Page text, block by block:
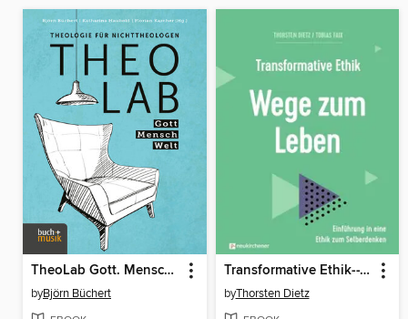
TheoLab Gott. Mensch. Welt.
byBjörn Büchert
Transformative Ethik--Wege zum Leben
byThorsten Dietz